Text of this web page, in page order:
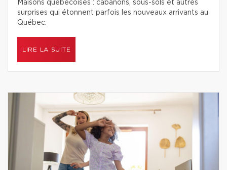
Maisons québécoises : cabanons, sous-sols et autres
surprises qui étonnent parfois les nouveaux arrivants au
Québec.
LIRE LA SUITE